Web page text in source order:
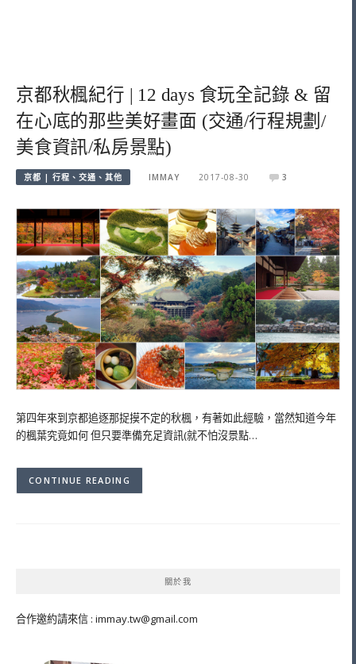
京都秋楓紀行 | 12 days 食玩全記錄 & 留
在心底的那些美好畫面 (交通/行程規劃/
美食資訊/私房景點)
京都 | 行程、交通、其他 IMMAY 2017-08-30 3
第四年來到京都追逐那捉摸不定的秋楓，有著如此經驗，當然知道今年
的楓葉究竟如何 但只要準備充足資訊(就不怕沒景點…
CONTINUE READING
關於我
合作邀約請來信 : immay.tw@gmail.com